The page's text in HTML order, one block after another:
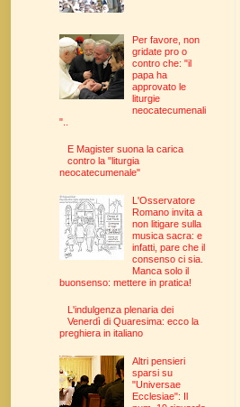
Per favore, non
gridate pro o
contro che: "il
papa ha
approvato le
liturgie
neocatecumenali
"..
E Magister suona la carica
contro la "liturgia
neocatecumenale"
L'Osservatore
Romano invita a
non litigare sulla
musica sacra: e
infatti, pare che il
consenso ci sia.
Manca solo il
buonsenso: mettere in pratica!
L'indulgenza plenaria dei
Venerdì di Quaresima: ecco la
preghiera in italiano
Altri pensieri
sparsi su
"Universae
Ecclesiae": Il